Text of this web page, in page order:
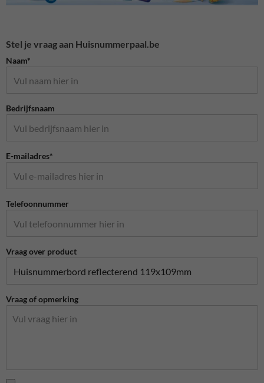
Stel je vraag aan Huisnummerpaal.be
Naam*
Bedrijfsnaam
E-mailadres*
Telefoonnummer
Vraag over product
Vraag of opmerking